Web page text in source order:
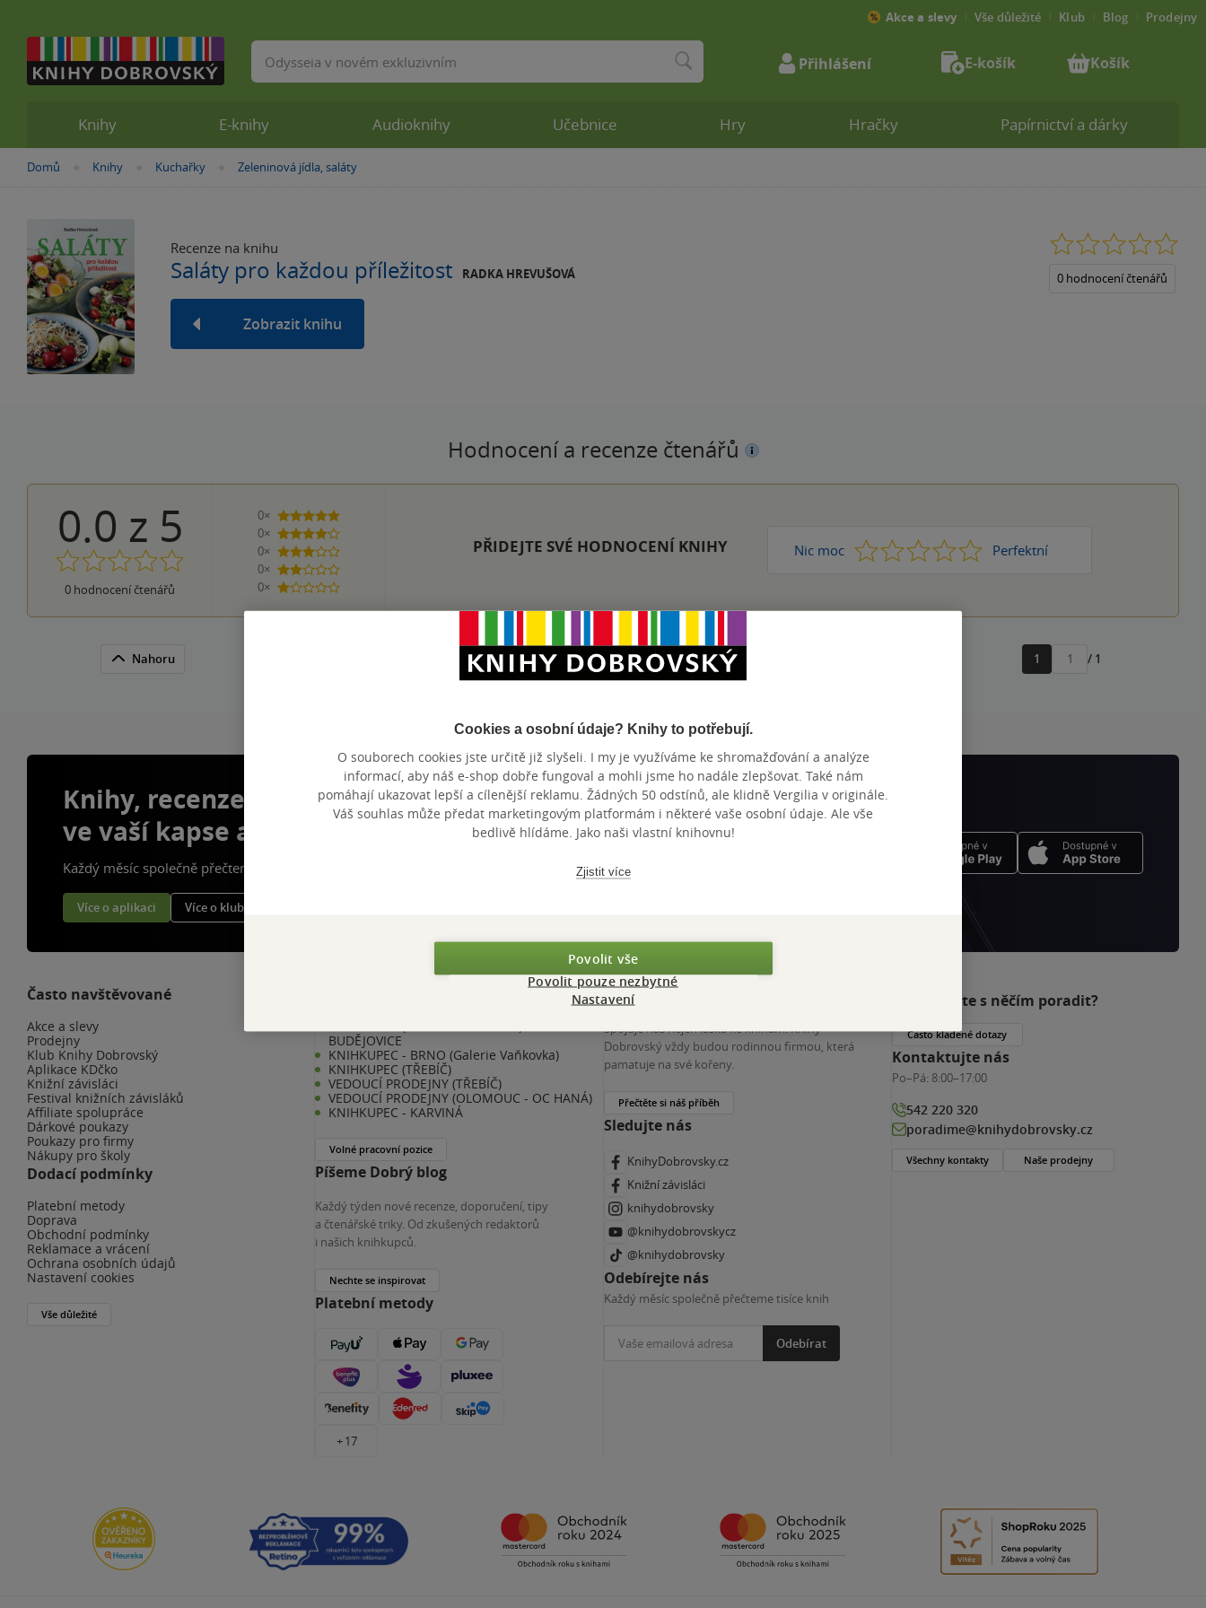
Nacházíte
Domů »
Knihy »
Kuchařky »
Zeleninová jídla, saláty
Recenze na knihu
Saláty pro každou příležitost RADKA HREVUŠOVÁ
Zobrazit knihu
0.0
0 hodnocení čtenářů
Hodnocení a recenze čtenářů
0.0 z 5
0 hodnocení čtenářů
0×
5 hvězdiček
0×
4 hvězdičky
0×
3 hvězdičky
0×
2 hvězdičky
0×
1 hvezdička
PŘIDEJTE SVÉ HODNOCENÍ KNIHY Nic moc 1 2 3 4 Perfektní
5
Nahoru
Zobrazeno 20 z 20
1
Přejít
/ 1
Knihy E-knihy Audioknihy Učebnice Hry Hračky Papírnictví a dárky
Akce a slevy Vše důležité Klub Blog Prodejny
Vyhledávání Přihlášení E-košík Košík
Knihy, recenze a klubové výhody
ve vaší kapse a naší appce KDčko
Každý měsíc společně přečteme tisíce knih
Více o aplikaci Více o klubu
Často navštěvované
Akce a slevy
Prodejny
Klub Knihy Dobrovský
Aplikace KDčko
Knižní závisláci
Festival knižních závisláků
Affiliate spolupráce
Dárkové poukazy
Poukazy pro firmy
Nákupy pro školy
Dodací podmínky
Platební metody
Doprava
Obchodní podmínky
Reklamace a vrácení
Ochrana osobních údajů
Nastavení cookies
Vše důležité
BUDĚJOVICE
KNIHKUPEC - BRNO (Galerie Vaňkovka)
KNIHKUPEC (TŘEBÍČ)
VEDOUCÍ PRODEJNY (TŘEBÍČ)
VEDOUCÍ PRODEJNY (OLOMOUC - OC HANÁ)
KNIHKUPEC - KARVINÁ
Volné pracovní pozice
Píšeme Dobrý blog
Každý týden nové recenze, doporučení, tipy
a čtenářské triky. Od zkušených redaktorů
i našich knihkupců.
Nechte se inspirovat
Platební metody
+ 17
Více o nás
Spojuje nás nejen láska ke knihám. Knihy
Dobrovský vždy budou rodinnou firmou, která
pamatuje na své kořeny.
Přečtěte si náš příběh
Sledujte nás
KnihyDobrovsky.cz
Knižní závisláci
knihydobrovsky
@knihydobrovskycz
@knihydobrovsky
Odebírejte nás
Každý měsíc společně přečteme tisíce knih
Odebírat
Potřebujete s něčím poradit?
Často kladené dotazy
Kontaktujte nás
Po–Pá: 8:00–17:00
542 220 320
poradime@knihydobrovsky.cz
Všechny kontakty Naše prodejny
Cookies a osobní údaje? Knihy to potřebují.
O souborech cookies jste určitě již slyšeli. I my je využíváme ke shromažďování a analýze
informací, aby náš e-shop dobře fungoval a mohli jsme ho nadále zlepšovat. Také nám
pomáhají ukazovat lepší a cílenější reklamu. Žádných 50 odstínů, ale klidně Vergilia v originále.
Váš souhlas může předat marketingovým platformám i některé vaše osobní údaje. Ale vše
bedlivě hlídáme. Jako naši vlastní knihovnu!
Zjistit více
Povolit vše
Povolit pouze nezbytné
Nastavení